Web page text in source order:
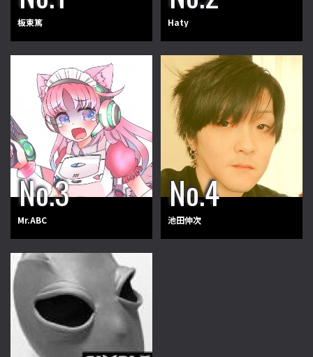
板東篤 Haty
Mr.ABC 池田伸次